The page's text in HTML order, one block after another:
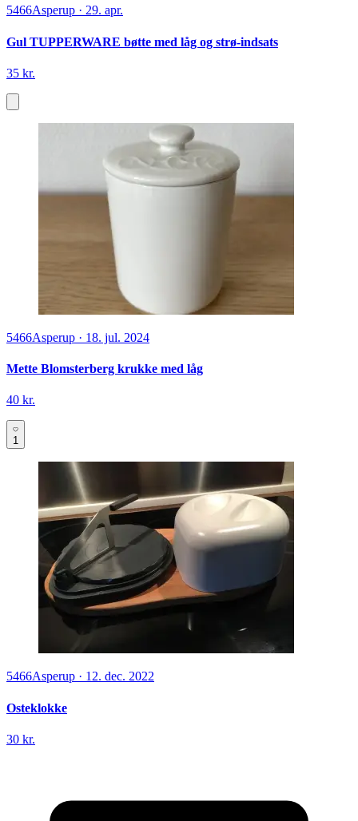
5466Asperup · 29. apr.
Gul TUPPERWARE bøtte med låg og strø-indsats
35 kr.
5466Asperup · 18. jul. 2024
Mette Blomsterberg krukke med låg
40 kr.
1
5466Asperup · 12. dec. 2022
Osteklokke
30 kr.